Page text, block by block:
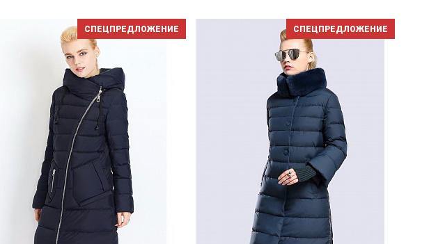
СПЕЦПРЕДЛОЖЕНИЕ СПЕЦПРЕДЛОЖЕНИЕ